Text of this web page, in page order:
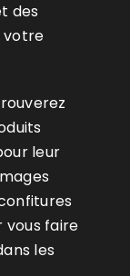
des
votre
leur
vous faire
les